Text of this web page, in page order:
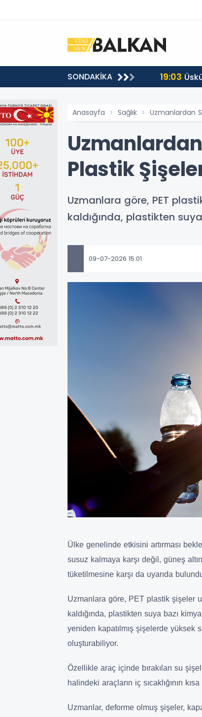
SONDAKİKA 19:03
Anasayfa Sağlık Uzmanlardan
Plastik
Uzmanlara göre, PET
kaldığında, plastikten
09-07-2026 15:01
Ülke genelinde etkisini artırması
susuz kalmaya karşı değil, güneş
tüketilmesine karşı da uyarıda
Uzmanlara göre, PET plastik şişeler
kaldığında, plastikten suya bazı
yeniden kapatılmış şişelerde yüksek
oluşturabiliyor.
Özellikle araç içinde bırakılan su
halindeki araçların iç sıcaklığının
Uzmanlar, deforme olmuş şişeler,